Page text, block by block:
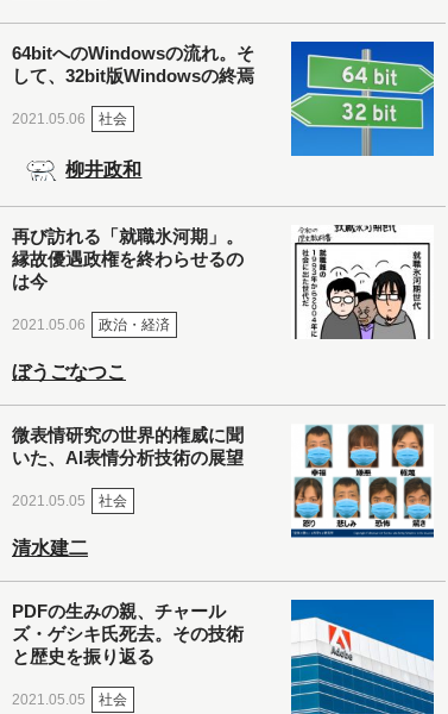
64bitへのWindowsの流れ。そ
して、32bit版Windowsの終焉
2021.05.06 社会
柳井政和
再び訪れる「就職氷河期」。
縁故優遇政権を終わらせるの
は今
2021.05.06 政治・経済
ぼうごなつこ
微表情研究の世界的権威に聞
いた、AI表情分析技術の展望
2021.05.05 社会
清水建二
PDFの生みの親、チャール
ズ・ゲシキ氏死去。その技術
と歴史を振り返る
2021.05.05 社会